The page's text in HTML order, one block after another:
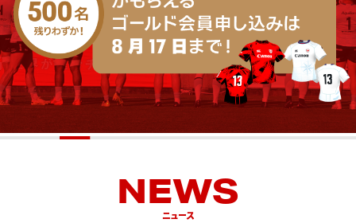
NEWS
ニュース